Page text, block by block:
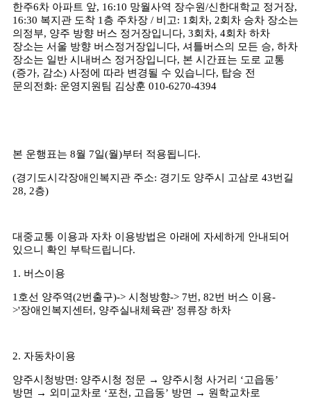
한주6차 아파트 앞, 16:10 망월사역 장수원/신한대학교 정거장,
16:30 복지관 도착 1층 주차장 / 비고: 1회차, 2회차 승차 장소는
의정부, 양주 방향 버스 정거장입니다, 3회차, 4회차 하차
장소는 서울 방향 버스정거장입니다, 셔틀버스의 모든 승, 하차
장소는 일반 시내버스 정거장입니다, 본 시간표는 도로 교통
(증가, 감소) 사정에 따라 변경될 수 있습니다, 탑승 전
문의전화: 운영지원팀 김상훈 010-6270-4394
본 운행표는 8월 7일(월)부터 적용됩니다.
(경기도시각장애인복지관 주소: 경기도 양주시 고삼로 43번길
28, 2층)
대중교통 이용과 자차 이용방법은 아래에 자세하게 안내되어
있으니 확인 부탁드립니다.
1. 버스이용
1 호선 양주역(2번출구)-> 시청방향-> 7번 , 82번 버스 이용-
>'장애인복지센터, 양주실내체육관' 정류장 하차
2. 자동차이용
양주시청방면 : 양주시청 정문 → 양주시청 사거리 ‘고읍동’
방면
→ 외미교차로 ‘포천 , 고읍동’ 방면 → 원학교차로